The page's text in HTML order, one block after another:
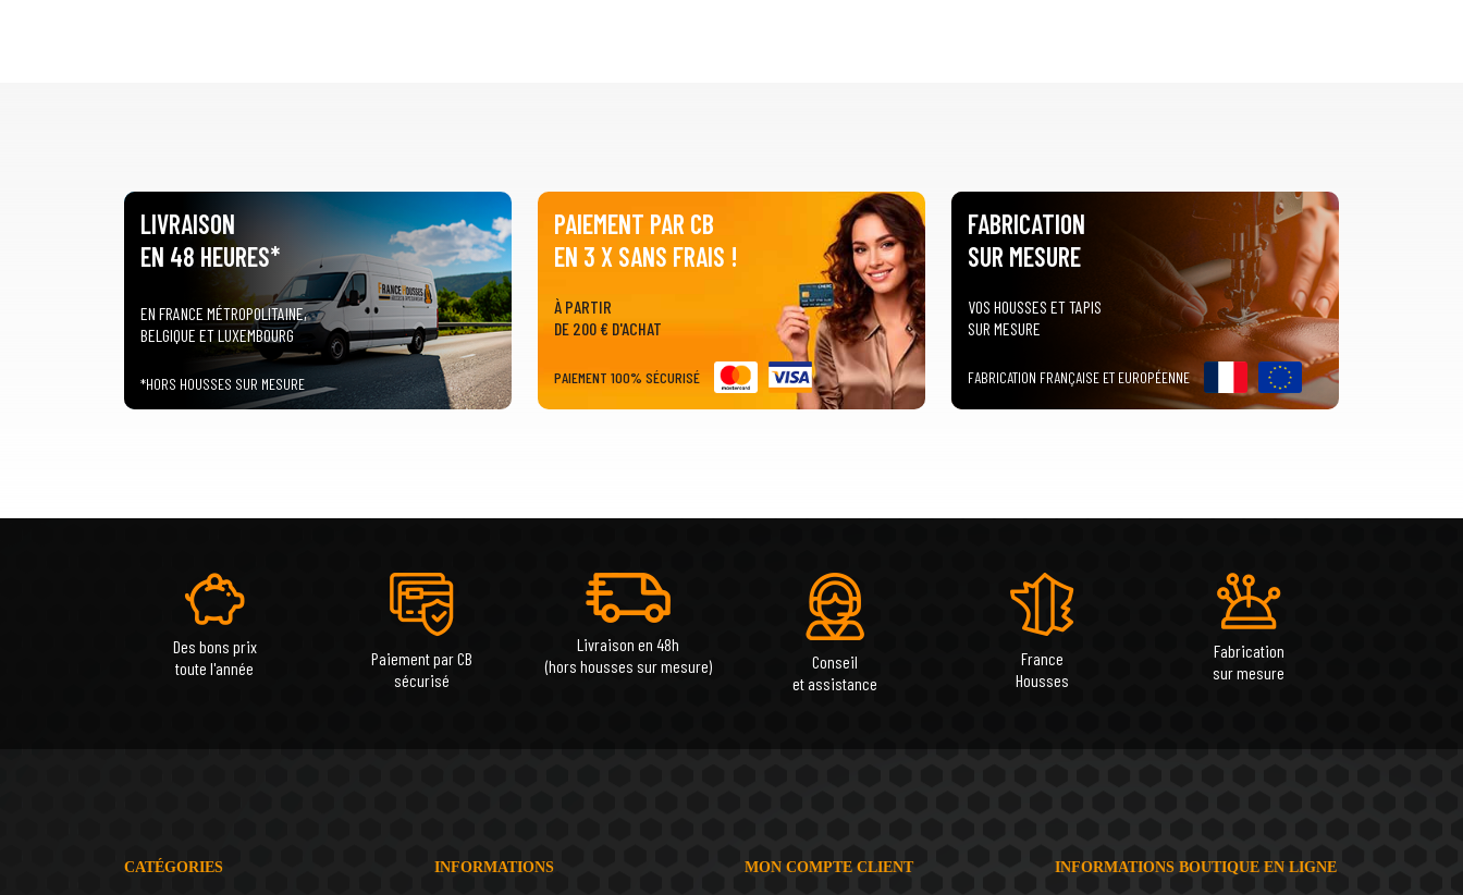
LIVRAISON
EN 48 HEURES*
EN FRANCE MÉTROPOLITAINE,
BELGIQUE ET LUXEMBOURG
*HORS HOUSSES SUR MESURE
PAIEMENT PAR CB
EN 3 X SANS FRAIS !
À PARTIR
DE 200 € D'ACHAT
PAIEMENT 100% SÉCURISÉ
FABRICATION
SUR MESURE
VOS HOUSSES ET TAPIS
SUR MESURE
FABRICATION FRANÇAISE ET EUROPÉENNE
Des bons prix
toute l'année
Paiement par CB
sécurisé
Livraison en 48h
(hors housses sur mesure)
Conseil
et assistance
France
Housses
Fabrication
sur mesure
CATÉGORIES INFORMATIONS MON COMPTE CLIENT INFORMATIONS BOUTIQUE EN LIGNE